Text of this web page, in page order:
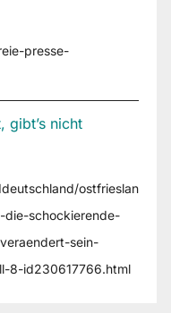
presse-
gibt’s nicht
ostfrieslan
schockierende-
sein-
8-id230617766.html